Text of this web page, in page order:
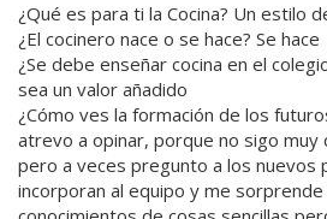
¿Qué es para ti la Cocina? Un estilo
¿El cocinero nace o se hace? Se hace
¿Se debe enseñar cocina en el
sea un valor añadido
¿Cómo ves la formación de los
atrevo a opinar, porque no sigo muy
pero a veces pregunto a los nuevos
incorporan al equipo y me sorprende